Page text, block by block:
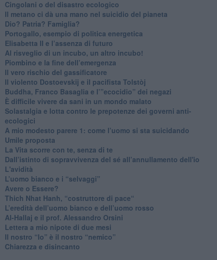
Cingolani o del disastro ecologico
​Il metano ci dà una mano nel suicidio del pianeta
​Dio? Patria? Famiglia?
Portogallo, esempio di politica energetica
​Elisabetta II e l’assenza di futuro
Al risveglio di un incubo, un altro incubo!
​Piombino e la fine dell’emergenza
​Il vero rischio del gassificatore
​Il violento Dostoevskij e il pacifista Tolstòj
​Buddha, Franco Basaglia e l’”ecocidio” dei negazi
​È difficile vivere da sani in un mondo malato
Solastalgia e lotta contro le prepotenze dei governi anti-
ecologici
​A mio modesto parere 1: come l’uomo si sta suicidando
​Umile proposta
​La Vita scorre con te, senza di te
​Dall’istinto di sopravvivenza del sé all’annullamento dell'io
L'avidità
​L’uomo bianco e i “selvaggi”
​Avere o Essere?
​Thich Nhat Hanh, “costruttore di pace“
​L’eredità dell’uomo bianco e dell’uomo rosso
Al-Hallaj e il prof. Alessandro Orsini
​Lettera a mio nipote di due mesi
​Il nostro “Io” è il nostro “nemico”
​Chiarezza e disincanto